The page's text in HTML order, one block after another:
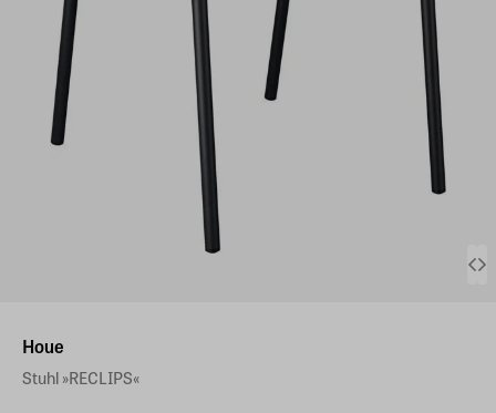
Houe
Stuhl »RECLIPS«